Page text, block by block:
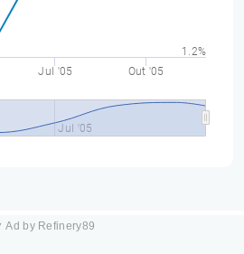
Jul '05 Out '05
Jul '05
1.2%
Ad by Refinery89